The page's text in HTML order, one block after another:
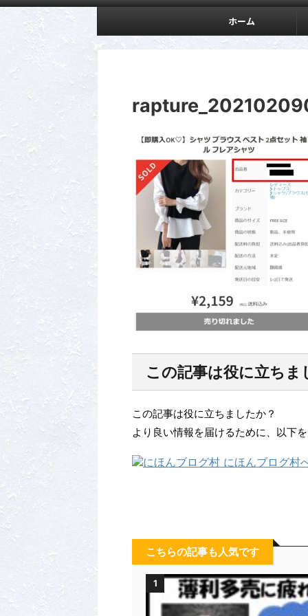
ホーム
この記事は役に立ちま
この記事は役に立ちましたか？
より良い情報を届けるために、以下
こちらの記事も人気です
1